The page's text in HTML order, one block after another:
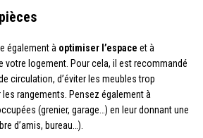
également à optimiser l’espace et à
votre logement. Pour cela, il est recommandé
circulation, d’éviter les meubles trop
rangements. Pensez également à
(grenier, garage…) en leur donnant une
d’amis, bureau…).